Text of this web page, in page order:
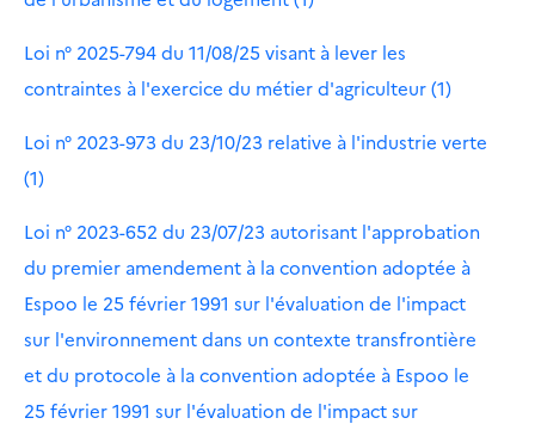
Loi n° 2025-794 du 11/08/25 visant à lever les
contraintes à l'exercice du métier d'agriculteur (1)
Loi n° 2023-973 du 23/10/23 relative à l'industrie verte
(1)
Loi n° 2023-652 du 23/07/23 autorisant l'approbation
du premier amendement à la convention adoptée à
Espoo le 25 février 1991 sur l'évaluation de l'impact
sur l'environnement dans un contexte transfrontière
et du protocole à la convention adoptée à Espoo le
25 février 1991 sur l'évaluation de l'impact sur